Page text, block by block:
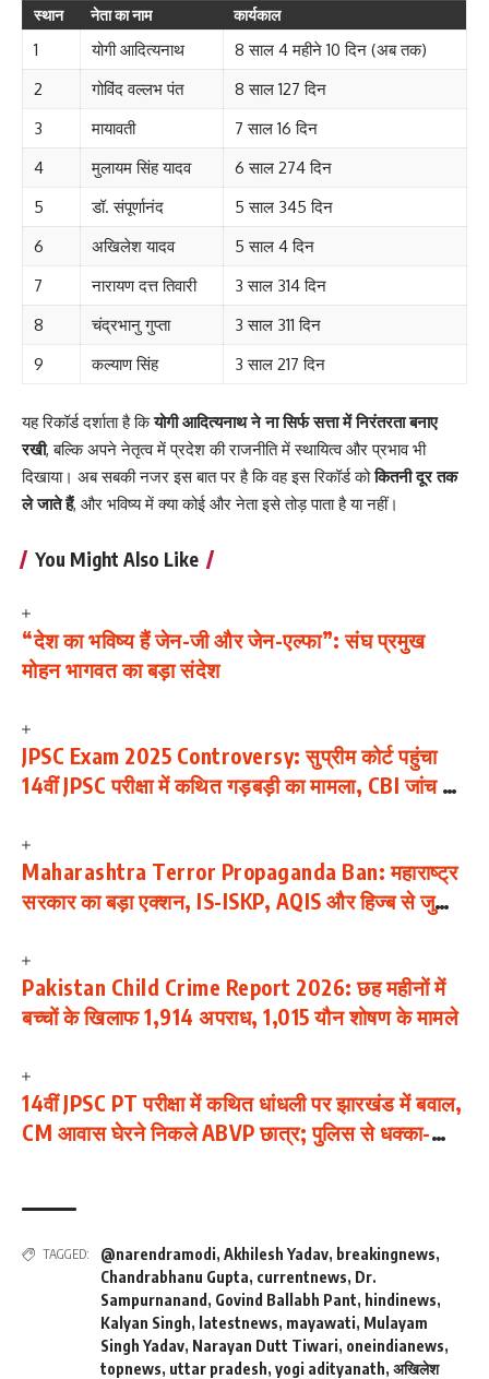
स्थान नेता का नाम कार्यकाल
1 योगी आदित्यनाथ
8 साल 4 महीने 10 दिन (अब तक)
2
गोविंद वल्लभ पंत
8 साल 127 दिन
3
मायावती
7 साल 16 दिन
4
मुलायम सिंह यादव
6 साल 274 दिन
5
डॉ. संपूर्णानंद
5 साल 345 दिन
6
अखिलेश यादव
5 साल 4 दिन
7
नारायण दत्त तिवारी
3 साल 314 दिन
8
चंद्रभानु गुप्ता
3 साल 311 दिन
9
कल्याण सिंह 3 साल 217 दिन
यह रिकॉर्ड दर्शाता है कियोगी आदित्यनाथ ने ना सिर्फ सत्ता में निरंतरता बनाए
रखी, बल्कि अपने नेतृत्व में प्रदेश की राजनीति में स्थायित्व और प्रभाव भी
दिखाया। अब सबकी नजर इस बात पर है कि वह इस रिकॉर्ड कोकितनी दूर तक
ले जाते हैं, और भविष्य में क्या कोई और नेता इसे तोड़ पाता है या नहीं।
You Might Also Like
“देश का भविष्य हैं जेन-जी और जेन-एल्फा”: संघ प्रमुख
मोहन भागवत का बड़ा संदेश
JPSC Exam 2025 Controversy: सुप्रीम कोर्ट पहुंचा
14वीं JPSC परीक्षा में कथित गड़बड़ी का मामला, CBI जांच की
Maharashtra Terror Propaganda Ban: महाराष्ट्र
सरकार का बड़ा एक्शन, IS-ISKP, AQIS और हिज्ब से जुड़ी
Pakistan Child Crime Report 2026: छह महीनों में
बच्चों के खिलाफ 1,914 अपराध, 1,015 यौन शोषण के मामले
14वीं JPSC PT परीक्षा में कथित धांधली पर झारखंड में बवाल,
CM आवास घेरने निकले ABVP छात्र; पुलिस से धक्का-
TAGGED: @narendramodi, Akhilesh Yadav, breakingnews,
Chandrabhanu Gupta, currentnews, Dr.
Sampurnanand , Govind Ballabh Pant, hindinews,
Kalyan Singh, latestnews, mayawati, Mulayam
Singh Yadav, Narayan Dutt Tiwari, oneindianews,
topnews, uttar pradesh, yogi adityanath, अखिलेश